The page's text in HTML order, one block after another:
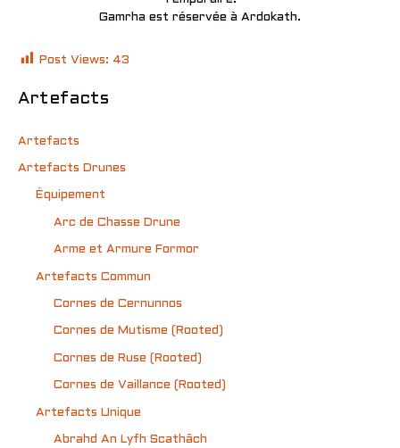
Gamrha est réservée à Ardokath.
Post Views: 43
Artefacts
Artefacts
Artefacts Drunes
Équipement
Arc de Chasse Drune
Arme et Armure Formor
Artefacts Commun
Cornes de Cernunnos
Cornes de Mutisme (Rooted)
Cornes de Ruse (Rooted)
Cornes de Vaillance (Rooted)
Artefacts Unique
Abrahd An Lyfh Scathâch